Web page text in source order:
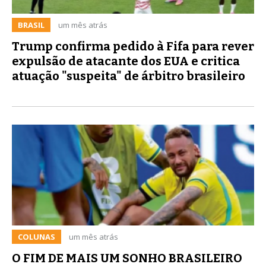
BRASIL um mês atrás
Trump confirma pedido à Fifa para rever
expulsão de atacante dos EUA e critica
atuação "suspeita" de árbitro brasileiro
COLUNAS um mês atrás
O FIM DE MAIS UM SONHO BRASILEIRO